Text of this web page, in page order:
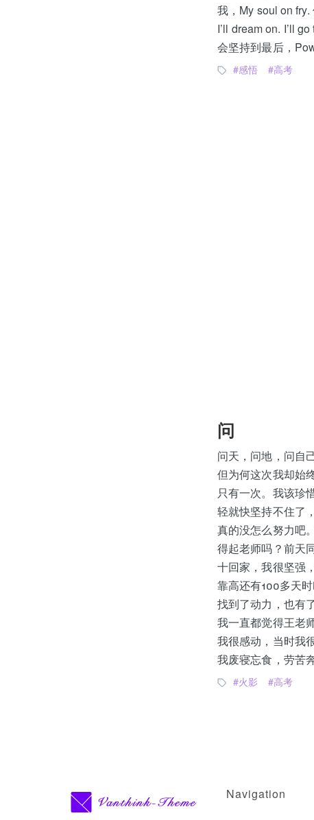
我，My soul on fry.
I’ll dream on. I’ll
会坚持到最后，
感悟 高考
问
问天，问地，问自
但为何这次我却始
只有一次。我该珍
轻就快坚持不住了
真的没怎么努力吧
得起老师吗？前天
十回家，我很坚强
靠高还有100多天
找到了动力，也有
我一直都觉得王老
我很感动，当时我
我废寝忘食，劳苦
火影 高考
Navigation